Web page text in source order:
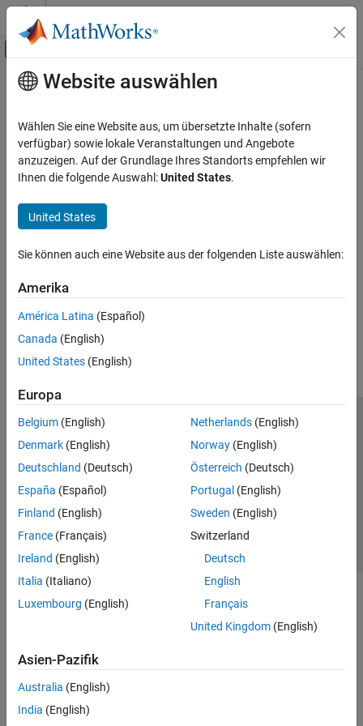
Weiter zum Inhalt
Umschaltung für Off-Canvas-
Startseite der Dokumentation
Hauptinhalt
How useful was this information?
Website auswählen
Wählen Sie eine Website aus, um übersetzte Inhalte (sofern
verfügbar) sowie lokale Veranstaltungen und Angebote
anzuzeigen. Auf der Grundlage Ihres Standorts empfehlen wir
Ihnen die folgende Auswahl:United States.
United States
Sie können auch eine Website aus der folgenden Liste auswählen:
Amerika
América Latina (Español)
Canada (English)
United States (English)
Europa
Belgium (English)
Denmark (English)
Deutschland (Deutsch)
España (Español)
Finland (English)
France (Français)
Ireland (English)
Italia (Italiano)
Luxembourg (English)
Netherlands(English)
Norway(English)
Österreich (Deutsch)
Portugal (English)
Sweden (English)
Switzerland
Deutsch
English
Français
United Kingdom(English)
Asien-Pazifik
Australia (English)
India (English)
Trust Center
Datenschutz-Richtlinien
Datendiebstahl verhindern
Status von Anwendungen
© 1994-2026 The MathWorks, Inc.
Website auswählen
Deutschland